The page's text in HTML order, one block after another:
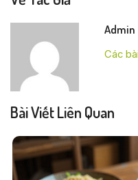
Admin
Các
Bài Viết Liên Quan